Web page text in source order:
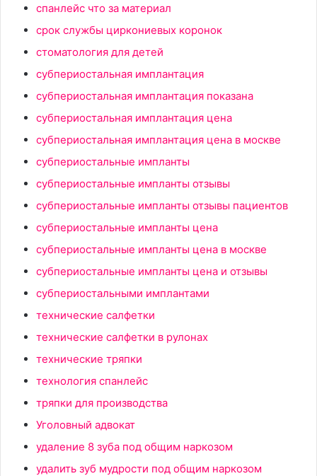
спанлейс что за материал
срок службы циркониевых коронок
стоматология для детей
субпериостальная имплантация
субпериостальная имплантация показана
субпериостальная имплантация цена
субпериостальная имплантация цена в москве
субпериостальные импланты
субпериостальные импланты отзывы
субпериостальные импланты отзывы пациентов
субпериостальные импланты цена
субпериостальные импланты цена в москве
субпериостальные импланты цена и отзывы
субпериостальными имплантами
технические салфетки
технические салфетки в рулонах
технические тряпки
технология спанлейс
тряпки для производства
Уголовный адвокат
удаление 8 зуба под общим наркозом
удалить зуб мудрости под общим наркозом